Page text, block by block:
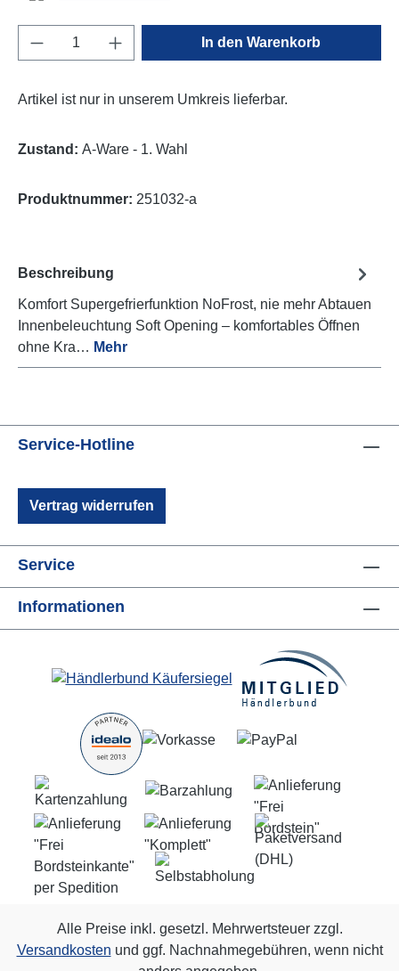
Produkt Anzahl: Gib den gewünschten
In den Warenkorb
Artikel ist nur in unserem Umkreis lieferbar.
Zustand: A-Ware - 1. Wahl
Produktnummer: 251032-a
Beschreibung
Komfort Supergefrierfunktion NoFrost, nie mehr Abtauen
Innenbeleuchtung Soft Opening – komfortables Öffnen
ohne Kra… Mehr
Service-Hotline
Vertrag widerrufen
Service
Informationen
Alle Preise inkl. gesetzl. Mehrwertsteuer zzgl.
Versandkosten und ggf. Nachnahmegebühren, wenn nicht